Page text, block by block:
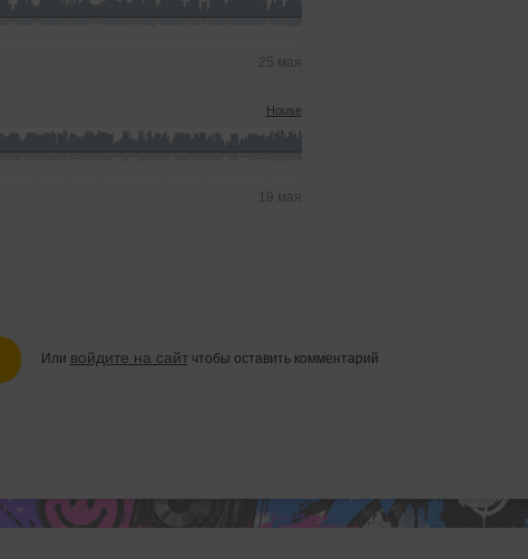
25 мая
House
19 мая
Или войдите на сайтчтобы оставить комментарий